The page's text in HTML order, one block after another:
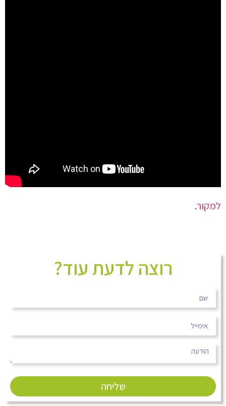
למקור.
רוצה לדעת עוד?
שליחה